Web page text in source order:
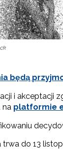
do pobrania"
będą
i akceptacji
na platformie
trwa do 13